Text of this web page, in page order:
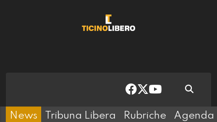
News Tribuna Libera Rubriche Agenda